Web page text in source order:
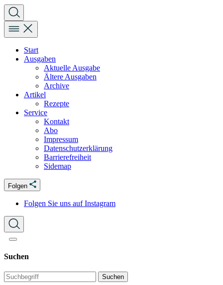
Start
Ausgaben
Aktuelle Ausgabe
Ältere Ausgaben
Archive
Artikel
Rezepte
Service
Kontakt
Abo
Impressum
Datenschutzerklärung
Barrierefreiheit
Sidemap
Folgen
Folgen Sie uns auf Instagram
Suchen
Suchen